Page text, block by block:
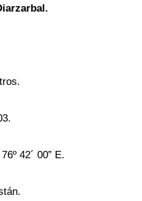
42´ 00” E.